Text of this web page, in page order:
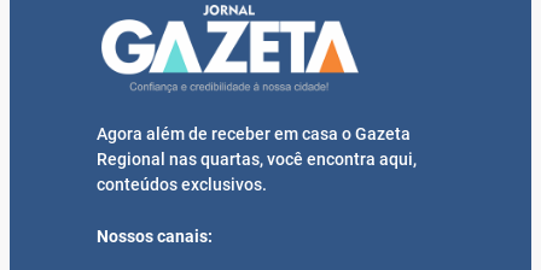
Agora além de receber em casa o Gazeta
Regional nas quartas, você encontra aqui,
conteúdos exclusivos.
Nossos canais: